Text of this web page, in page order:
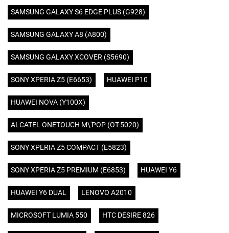
SAMSUNG GALAXY S6 EDGE PLUS (G928)
SAMSUNG GALAXY A8 (A800)
SAMSUNG GALAXY XCOVER (S5690)
SONY XPERIA Z5 (E6653) HUAWEI P10
HUAWEI NOVA (Y100X)
ALCATEL ONETOUCH M\'POP (OT-5020)
SONY XPERIA Z5 COMPACT (E5823)
SONY XPERIA Z5 PREMIUM (E6853) HUAWEI Y6
HUAWEI Y6 DUAL LENOVO A2010
MICROSOFT LUMIA 550 HTC DESIRE 826